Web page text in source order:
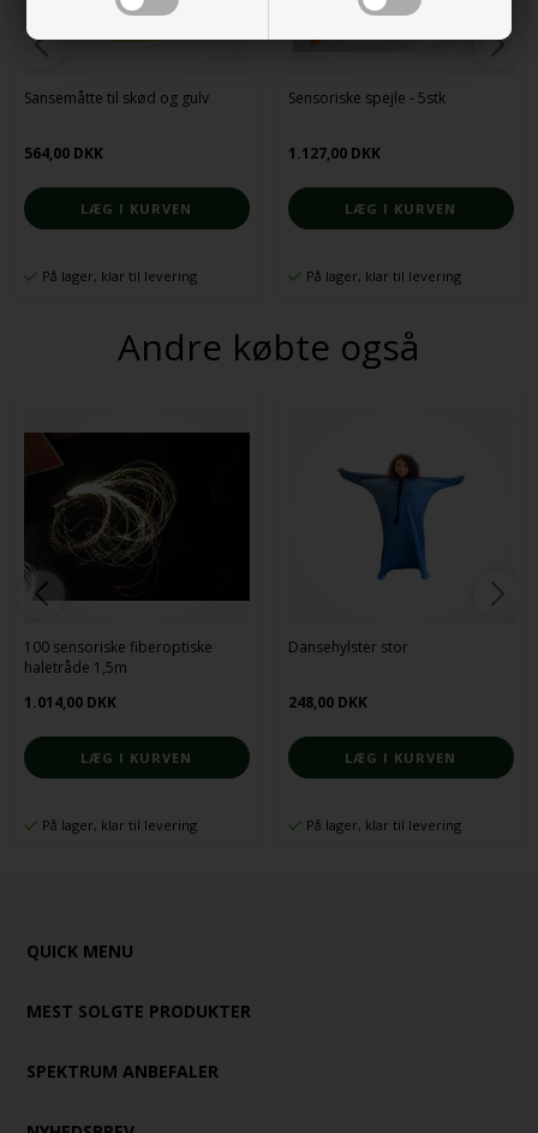
Sansemåtte til skød og gulv
564,00 DKK
På lager, klar til levering
Sensoriske spejle - 5stk
1.127,00 DKK
På lager, klar til levering
Andre købte også
100 sensoriske fiberoptiske
haletråde 1,5m
1.014,00 DKK
På lager, klar til levering
Dansehylster stor
248,00 DKK
På lager, klar til levering
QUICK MENU
MEST SOLGTE PRODUKTER
SPEKTRUM ANBEFALER